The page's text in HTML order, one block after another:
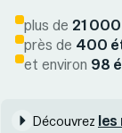
plus de 21
près de 400
et environ 98
Découvrez les